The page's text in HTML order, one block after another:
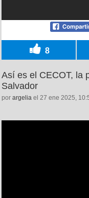
8
Así es el CECOT, la
Salvador
por argelia el 27 ene 2025,